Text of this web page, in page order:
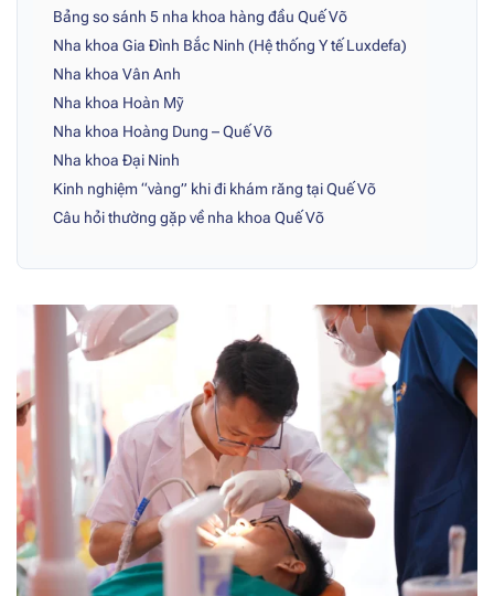
Bảng so sánh 5 nha khoa hàng đầu Quế Võ
Nha khoa Gia Đình Bắc Ninh (Hệ thống Y tế Luxdefa)
Nha khoa Vân Anh
Nha khoa Hoàn Mỹ
Nha khoa Hoàng Dung – Quế Võ
Nha khoa Đại Ninh
Kinh nghiệm “vàng” khi đi khám răng tại Quế Võ
Câu hỏi thường gặp về nha khoa Quế Võ